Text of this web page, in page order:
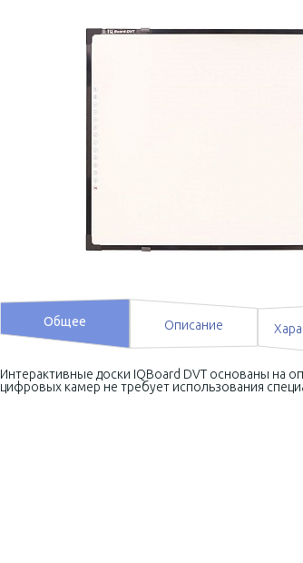
Общее Описание
Интерактивные доски IQBoard DVT основаны на
цифровых камер не требует использования